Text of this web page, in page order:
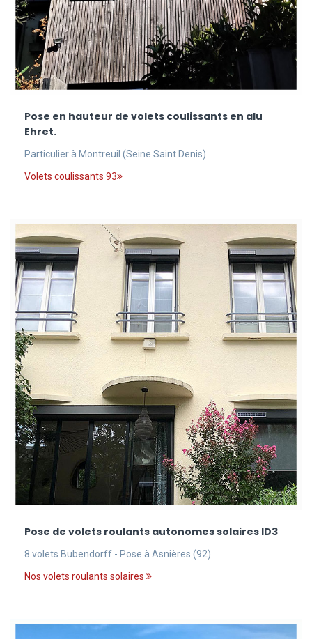
Pose en hauteur de volets coulissants en alu
Ehret.
Particulier à Montreuil (Seine Saint Denis)
Volets coulissants 93
Pose de volets roulants autonomes solaires ID3
8 volets Bubendorff - Pose à Asnières (92)
Nos volets roulants solaires